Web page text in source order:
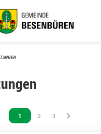
Vous êtes sur la page
1 Vous êtes sur la page
2 Vous êtes sur la page
3